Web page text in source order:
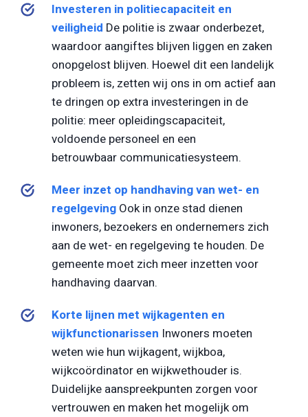
Investeren in politiecapaciteit en
veiligheid De politie is zwaar onderbezet,
waardoor aangiftes blijven liggen en zaken
onopgelost blijven. Hoewel dit een landelijk
probleem is, zetten wij ons in om actief aan
te dringen op extra investeringen in de
politie: meer opleidingscapaciteit,
voldoende personeel en een
betrouwbaar communicatiesysteem.
Meer inzet op handhaving van wet- en
regelgeving Ook in onze stad dienen
inwoners, bezoekers en ondernemers zich
aan de wet- en regelgeving te houden. De
gemeente moet zich meer inzetten voor
handhaving daarvan.
Korte lijnen met wijkagenten en
wijkfunctionarissen Inwoners moeten
weten wie hun wijkagent, wijkboa,
wijkcoördinator en wijkwethouder is.
Duidelijke aanspreekpunten zorgen voor
vertrouwen en maken het mogelijk om